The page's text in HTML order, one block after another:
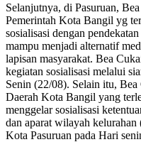
Selanjutnya, di Pasuruan,
Pemerintah Kota Bangil yg
sosialisasi dengan
mampu menjadi alternatif
lapisan masyarakat. Bea
kegiatan sosialisasi melalui
Senin (22/08). Selain itu,
Daerah Kota Bangil yang
menggelar sosialisasi
dan aparat wilayah
Kota Pasuruan pada Hari